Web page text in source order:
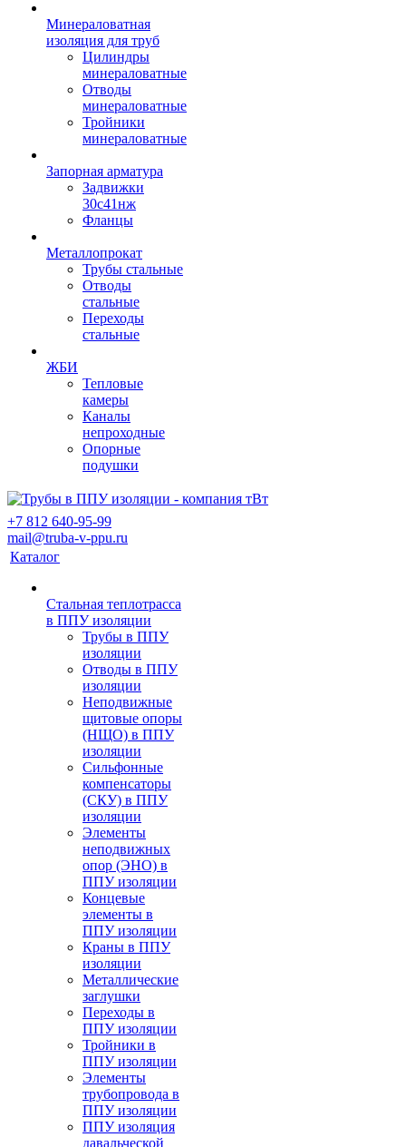
Минераловатная
изоляция для труб
Цилиндры
минераловатные
Отводы
минераловатные
Тройники
минераловатные
Запорная арматура
Задвижки
30с41нж
Фланцы
Металлопрокат
Трубы стальные
Отводы
стальные
Переходы
стальные
ЖБИ
Тепловые
камеры
Каналы
непроходные
Опорные
подушки
+7 812 640-95-99
mail@truba-v-ppu.ru
Каталог
Стальная теплотрасса
в ППУ изоляции
Трубы в ППУ
изоляции
Отводы в ППУ
изоляции
Неподвижные
щитовые опоры
(НЩО) в ППУ
изоляции
Cильфонные
компенсаторы
(СКУ) в ППУ
изоляции
Элементы
неподвижных
опор (ЭНО) в
ППУ изоляции
Концевые
элементы в
ППУ изоляции
Краны в ППУ
изоляции
Металлические
заглушки
Переходы в
ППУ изоляции
Тройники в
ППУ изоляции
Элементы
трубопровода в
ППУ изоляции
ППУ изоляция
давальческой